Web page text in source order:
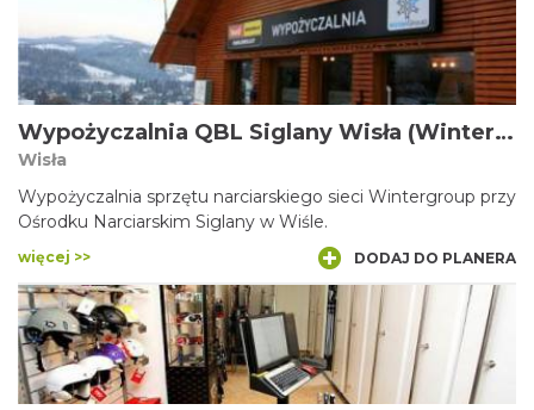
Wypożyczalnia QBL Siglany Wisła (Wintergroup QBL)
Wisła
Wypożyczalnia sprzętu narciarskiego sieci Wintergroup przy
Ośrodku Narciarskim Siglany w Wiśle.
więcej >> DODAJ DO PLANERA